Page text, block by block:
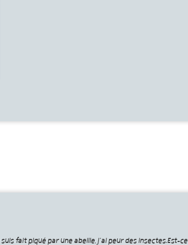
fait piqué par une abeille, j’ai peur des insectes.Est-ce